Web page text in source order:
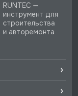
RUNTEC —
инструмент для
строительства
и авторемонта